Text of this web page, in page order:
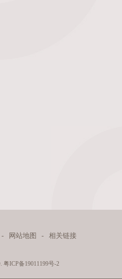
- 网站地图 - 相关链接
粤ICP备19011199号-2